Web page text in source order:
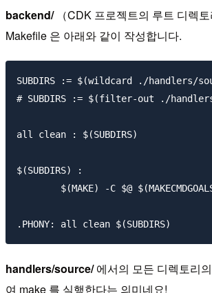
backend/（CDK 프로젝트의 루트 디렉
Makefile 은 아래와 같이 작성합니다.
SUBDIRS := $(wildcard ./handlers/
# SUBDIRS := $(filter-out ./
all clean : $(SUBDIRS)
$(SUBDIRS) :
handlers/source/에서의 모든 디렉토리
여 make 를 실행한다는 의미네요!